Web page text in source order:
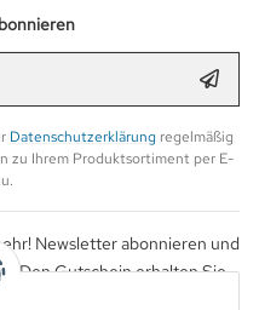
Datenschutzerklärung regelmäßig
zu Ihrem Produktsortiment per E-
Newsletter abonnieren und
Den Gutschein erhalten Sie
Ihrer Email-Adresse.